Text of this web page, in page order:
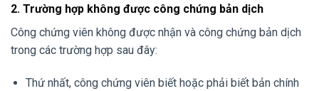
2. Trường hợp không được công chứng bản dịch
Công chứng viên không được nhận và công chứng bản dịch
trong các trường hợp sau đây:
Thứ nhất, công chứng viên biết hoặc phải biết bản chính